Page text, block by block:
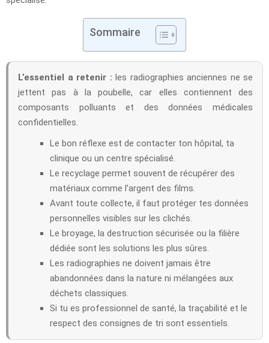
Sommaire
L’essentiel a retenir : les radiographies anciennes ne se
jettent pas à la poubelle, car elles contiennent des
composants polluants et des données médicales
confidentielles.
Le bon réflexe est de contacter ton hôpital, ta
clinique ou un centre spécialisé.
Le recyclage permet souvent de récupérer des
matériaux comme l’argent des films.
Avant toute collecte, il faut protéger tes données
personnelles visibles sur les clichés.
Le broyage, la destruction sécurisée ou la filière
dédiée sont les solutions les plus sûres.
Les radiographies ne doivent jamais être
abandonnées dans la nature ni mélangées aux
déchets classiques.
Si tu es professionnel de santé, la traçabilité et le
respect des consignes de tri sont essentiels.